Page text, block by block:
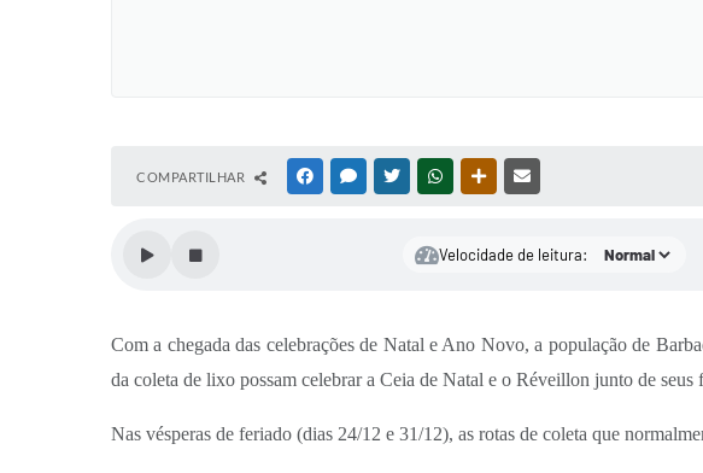
COMPARTILHAR FACEBOOKMESSENGER
TWITTERWHATSAPPOUTRAS MÍDIAS
Velocidade de leitura:
Com a chegada das celebrações de Natal e Ano Novo, a população de
da coleta de lixo possam celebrar a Ceia de Natal e o Réveillon junto de
Nas vésperas de feriado (dias 24/12 e 31/12), as rotas de coleta que